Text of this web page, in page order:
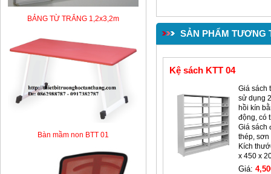
BẢNG TỪ TRẮNG 1,2x3,2m
SẢN PHẨM TƯƠNG
Kệ sách KTT 04
Giá sách
sử dụng
hồi kín
động, có
Giá sách
thép, sơn
Kích
x 450 x
Giá: